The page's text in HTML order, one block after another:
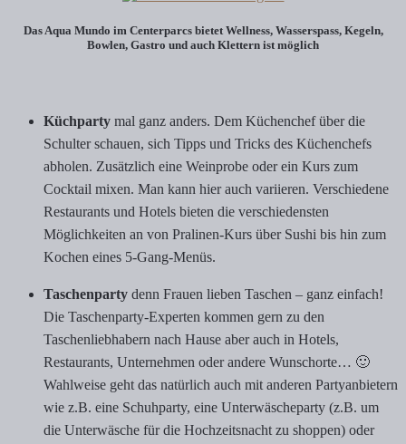
Das Aqua Mundo im Centerparcs bietet Wellness, Wasserspass, Kegeln,
Bowlen, Gastro und auch Klettern ist möglich
Küchparty mal ganz anders. Dem Küchenchef über die
Schulter schauen, sich Tipps und Tricks des Küchenchefs
abholen. Zusätzlich eine Weinprobe oder ein Kurs zum
Cocktail mixen. Man kann hier auch variieren. Verschiedene
Restaurants und Hotels bieten die verschiedensten
Möglichkeiten an von Pralinen-Kurs über Sushi bis hin zum
Kochen eines 5-Gang-Menüs.
Taschenparty denn Frauen lieben Taschen – ganz einfach!
Die Taschenparty-Experten kommen gern zu den
Taschenliebhabern nach Hause aber auch in Hotels,
Restaurants, Unternehmen oder andere Wunschorte… 🙂
Wahlweise geht das natürlich auch mit anderen Partyanbietern
wie z.B. eine Schuhparty, eine Unterwäscheparty (z.B. um
die Unterwäsche für die Hochzeitsnacht zu shoppen) oder